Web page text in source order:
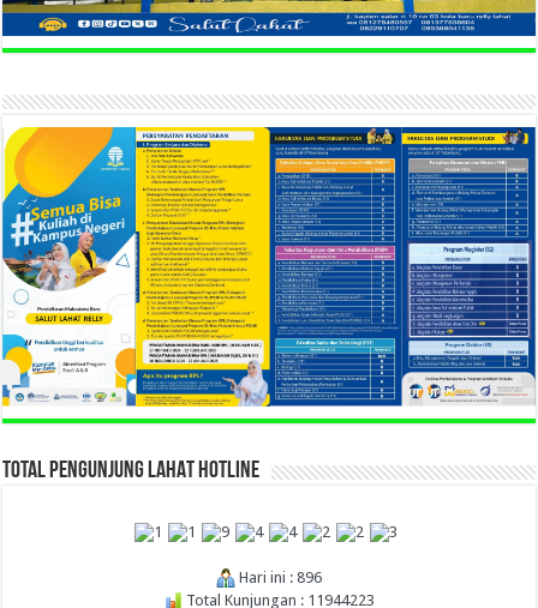
TOTAL PENGUNJUNG LAHAT HOTLINE
Hari ini : 896
Total Kunjungan : 11944223